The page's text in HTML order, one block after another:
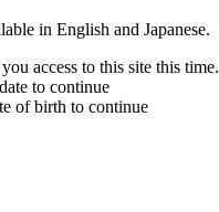
in English and Japanese.
access to this site this time.
to continue
of birth to continue